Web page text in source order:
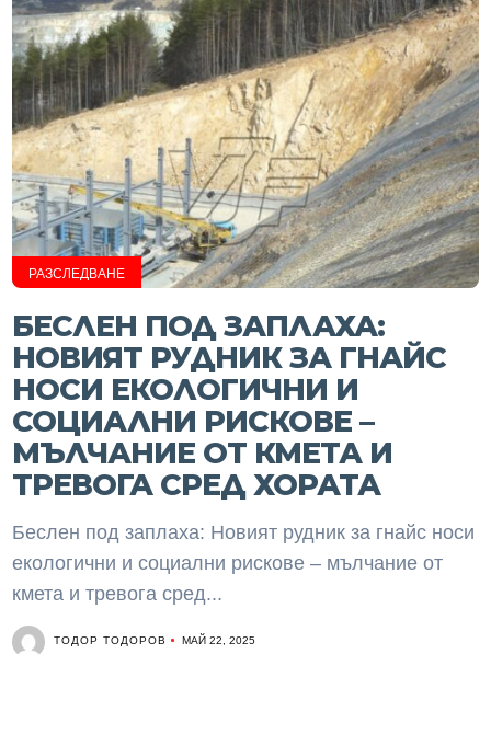
РАЗСЛЕДВАНЕ
БЕСЛЕН ПОД ЗАПЛАХА:
НОВИЯТ РУДНИК ЗА ГНАЙС
НОСИ ЕКОЛОГИЧНИ И
СОЦИАЛНИ РИСКОВЕ –
МЪЛЧАНИЕ ОТ КМЕТА И
ТРЕВОГА СРЕД ХОРАТА
Беслен под заплаха: Новият рудник за гнайс носи
екологични и социални рискове – мълчание от
кмета и тревога сред...
ТОДОР ТОДОРОВ МАЙ 22, 2025